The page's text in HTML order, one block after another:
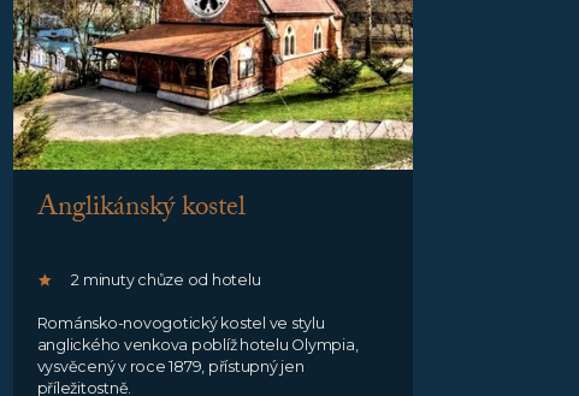
Anglikánský kostel
2 minuty chůze od hotelu
Románsko-novogotický kostel ve stylu
anglického venkova poblíž hotelu Olympia,
vysvěcený v roce 1879, přístupný jen
příležitostně.